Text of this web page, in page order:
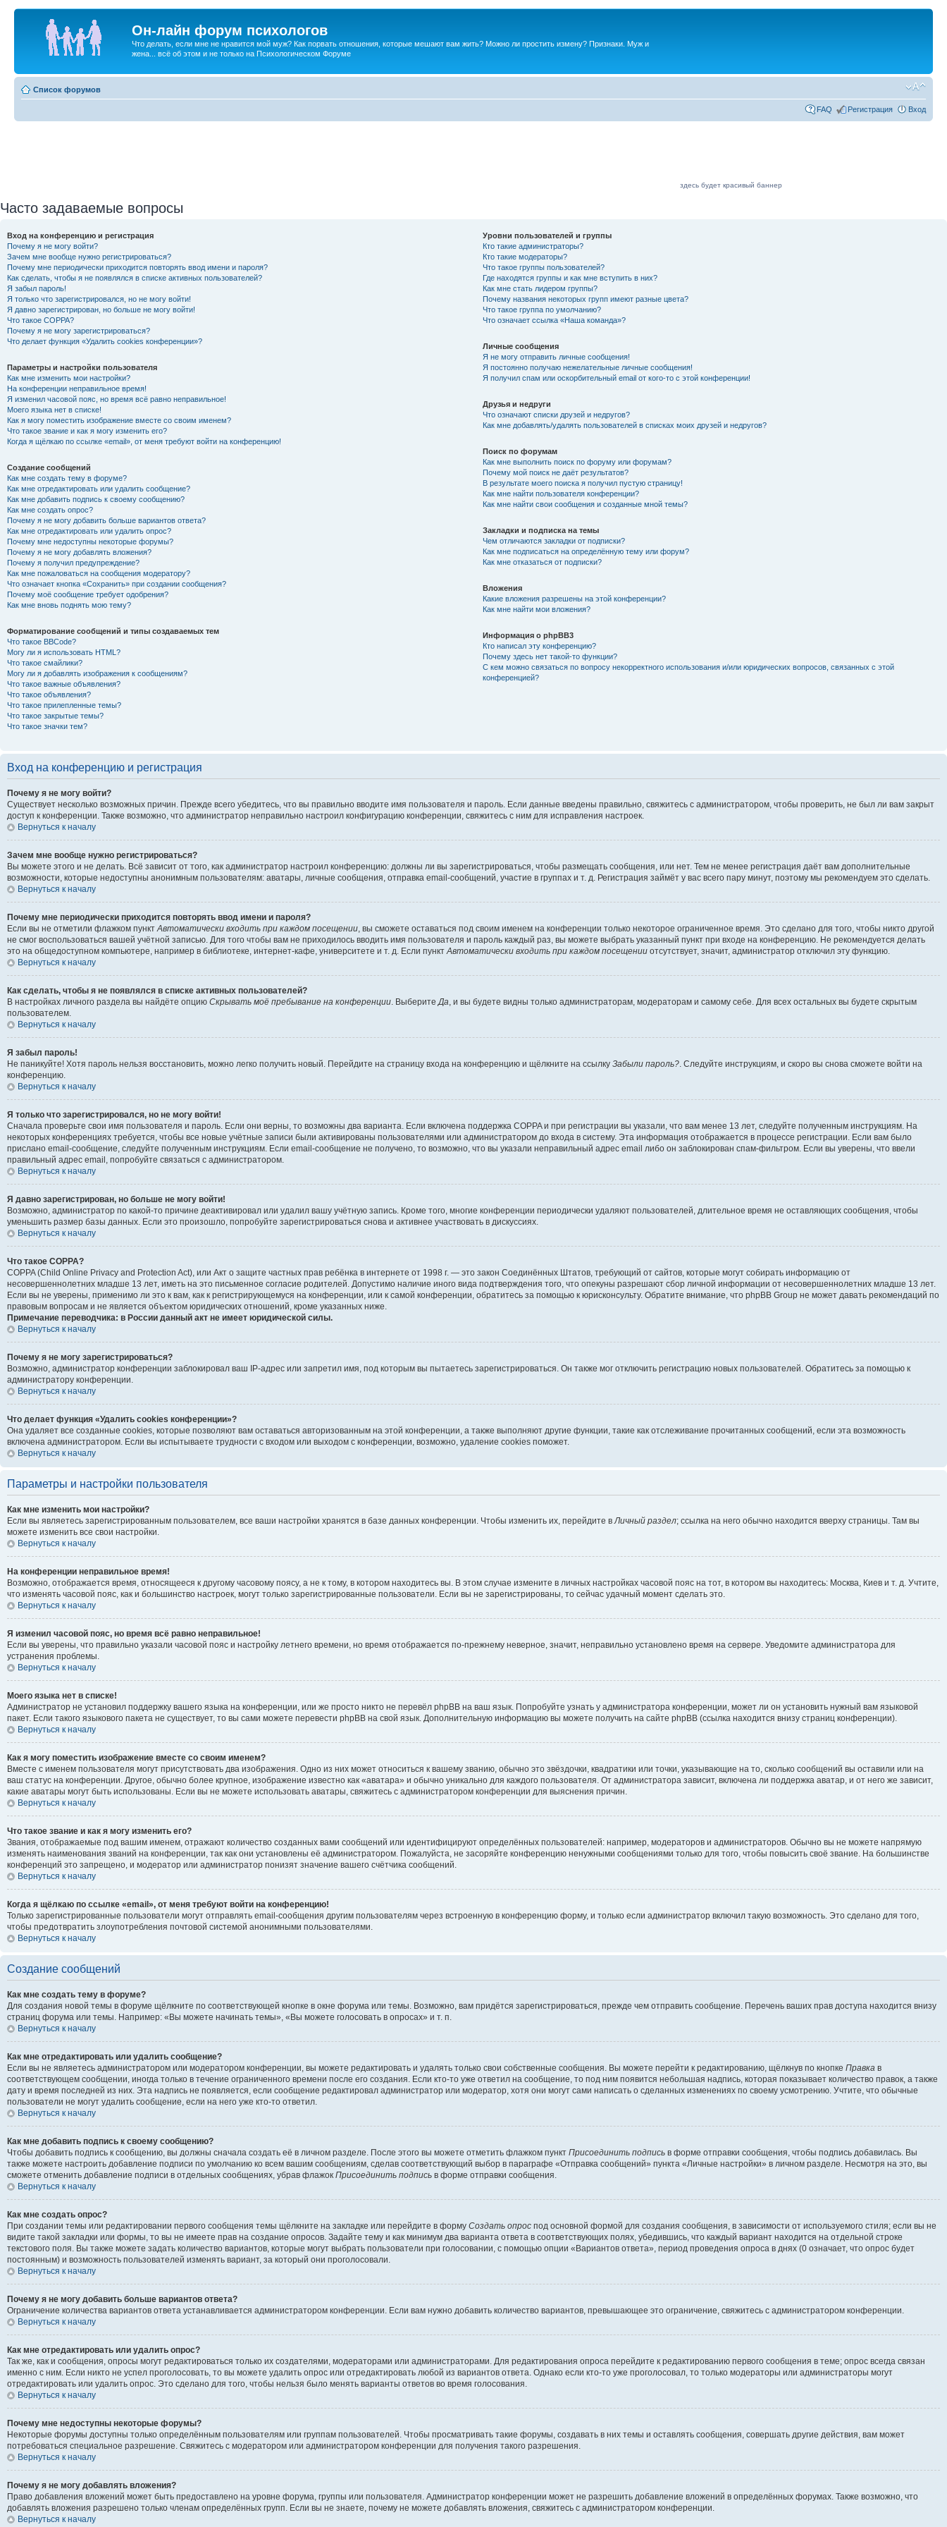
Он-лайн форум психологов
Что делать, если мне не нравится мой муж? Как порвать отношения, которые мешают вам жить? Можно ли простить измену? Признаки. Муж и
жена... всё об этом и не только на Психологическом Форуме
Список форумов
FAQ Регистрация Вход
здесь будет красивый баннер
Часто задаваемые вопросы
Вход на конференцию и регистрация
Почему я не могу войти?
Зачем мне вообще нужно регистрироваться?
Почему мне периодически приходится повторять ввод имени и пароля?
Как сделать, чтобы я не появлялся в списке активных пользователей?
Я забыл пароль!
Я только что зарегистрировался, но не могу войти!
Я давно зарегистрирован, но больше не могу войти!
Что такое COPPA?
Почему я не могу зарегистрироваться?
Что делает функция «Удалить cookies конференции»?
Параметры и настройки пользователя
Как мне изменить мои настройки?
На конференции неправильное время!
Я изменил часовой пояс, но время всё равно неправильное!
Моего языка нет в списке!
Как я могу поместить изображение вместе со своим именем?
Что такое звание и как я могу изменить его?
Когда я щёлкаю по ссылке «email», от меня требуют войти на конференцию!
Создание сообщений
Как мне создать тему в форуме?
Как мне отредактировать или удалить сообщение?
Как мне добавить подпись к своему сообщению?
Как мне создать опрос?
Почему я не могу добавить больше вариантов ответа?
Как мне отредактировать или удалить опрос?
Почему мне недоступны некоторые форумы?
Почему я не могу добавлять вложения?
Почему я получил предупреждение?
Как мне пожаловаться на сообщения модератору?
Что означает кнопка «Сохранить» при создании сообщения?
Почему моё сообщение требует одобрения?
Как мне вновь поднять мою тему?
Форматирование сообщений и типы создаваемых тем
Что такое BBCode?
Могу ли я использовать HTML?
Что такое смайлики?
Могу ли я добавлять изображения к сообщениям?
Что такое важные объявления?
Что такое объявления?
Что такое прилепленные темы?
Что такое закрытые темы?
Что такое значки тем?
Уровни пользователей и группы
Кто такие администраторы?
Кто такие модераторы?
Что такое группы пользователей?
Где находятся группы и как мне вступить в них?
Как мне стать лидером группы?
Почему названия некоторых групп имеют разные цвета?
Что такое группа по умолчанию?
Что означает ссылка «Наша команда»?
Личные сообщения
Я не могу отправить личные сообщения!
Я постоянно получаю нежелательные личные сообщения!
Я получил спам или оскорбительный email от кого-то с этой конференции!
Друзья и недруги
Что означают списки друзей и недругов?
Как мне добавлять/удалять пользователей в списках моих друзей и недругов?
Поиск по форумам
Как мне выполнить поиск по форуму или форумам?
Почему мой поиск не даёт результатов?
В результате моего поиска я получил пустую страницу!
Как мне найти пользователя конференции?
Как мне найти свои сообщения и созданные мной темы?
Закладки и подписка на темы
Чем отличаются закладки от подписки?
Как мне подписаться на определённую тему или форум?
Как мне отказаться от подписки?
Вложения
Какие вложения разрешены на этой конференции?
Как мне найти мои вложения?
Информация о phpBB3
Кто написал эту конференцию?
Почему здесь нет такой-то функции?
С кем можно связаться по вопросу некорректного использования и/или юридических вопросов, связанных с этой
конференцией?
Вход на конференцию и регистрация
Почему я не могу войти?
Существует несколько возможных причин. Прежде всего убедитесь, что вы правильно вводите имя пользователя и пароль. Если данные введены правильно, свяжитесь с администратором, чтобы проверить, не был ли вам закрыт
доступ к конференции. Также возможно, что администратор неправильно настроил конфигурацию конференции, свяжитесь с ним для исправления настроек.
Вернуться к началу
Зачем мне вообще нужно регистрироваться?
Вы можете этого и не делать. Всё зависит от того, как администратор настроил конференцию: должны ли вы зарегистрироваться, чтобы размещать сообщения, или нет. Тем не менее регистрация даёт вам дополнительные
возможности, которые недоступны анонимным пользователям: аватары, личные сообщения, отправка email-сообщений, участие в группах и т. д. Регистрация займёт у вас всего пару минут, поэтому мы рекомендуем это сделать.
Вернуться к началу
Почему мне периодически приходится повторять ввод имени и пароля?
Если вы не отметили флажком пункт Автоматически входить при каждом посещении , вы сможете оставаться под своим именем на конференции только некоторое ограниченное время. Это сделано для того, чтобы никто другой
не смог воспользоваться вашей учётной записью. Для того чтобы вам не приходилось вводить имя пользователя и пароль каждый раз, вы можете выбрать указанный пункт при входе на конференцию. Не рекомендуется делать
это на общедоступном компьютере, например в библиотеке, интернет-кафе, университете и т. д. Если пункт Автоматически входить при каждом посещении отсутствует, значит, администратор отключил эту функцию.
Вернуться к началу
Как сделать, чтобы я не появлялся в списке активных пользователей?
В настройках личного раздела вы найдёте опцию Скрывать моё пребывание на конференции . Выберите Да , и вы будете видны только администраторам, модераторам и самому себе. Для всех остальных вы будете скрытым
пользователем.
Вернуться к началу
Я забыл пароль!
Не паникуйте! Хотя пароль нельзя восстановить, можно легко получить новый. Перейдите на страницу входа на конференцию и щёлкните на ссылку Забыли пароль? . Следуйте инструкциям, и скоро вы снова сможете войти на
конференцию.
Вернуться к началу
Я только что зарегистрировался, но не могу войти!
Сначала проверьте свои имя пользователя и пароль. Если они верны, то возможны два варианта. Если включена поддержка COPPA и при регистрации вы указали, что вам менее 13 лет, следуйте полученным инструкциям. На
некоторых конференциях требуется, чтобы все новые учётные записи были активированы пользователями или администратором до входа в систему. Эта информация отображается в процессе регистрации. Если вам было
прислано email-сообщение, следуйте полученным инструкциям. Если email-сообщение не получено, то возможно, что вы указали неправильный адрес email либо он заблокирован спам-фильтром. Если вы уверены, что ввели
правильный адрес email, попробуйте связаться с администратором.
Вернуться к началу
Я давно зарегистрирован, но больше не могу войти!
Возможно, администратор по какой-то причине деактивировал или удалил вашу учётную запись. Кроме того, многие конференции периодически удаляют пользователей, длительное время не оставляющих сообщения, чтобы
уменьшить размер базы данных. Если это произошло, попробуйте зарегистрироваться снова и активнее участвовать в дискуссиях.
Вернуться к началу
Что такое COPPA?
COPPA (Child Online Privacy and Protection Act), или Акт о защите частных прав ребёнка в интернете от 1998 г. — это закон Соединённых Штатов, требующий от сайтов, которые могут собирать информацию от
несовершеннолетних младше 13 лет, иметь на это письменное согласие родителей. Допустимо наличие иного вида подтверждения того, что опекуны разрешают сбор личной информации от несовершеннолетних младше 13 лет.
Если вы не уверены, применимо ли это к вам, как к регистрирующемуся на конференции, или к самой конференции, обратитесь за помощью к юрисконсульту. Обратите внимание, что phpBB Group не может давать рекомендаций по
правовым вопросам и не является объектом юридических отношений, кроме указанных ниже.
Примечание переводчика: в России данный акт не имеет юридической силы.
Вернуться к началу
Почему я не могу зарегистрироваться?
Возможно, администратор конференции заблокировал ваш IP-адрес или запретил имя, под которым вы пытаетесь зарегистрироваться. Он также мог отключить регистрацию новых пользователей. Обратитесь за помощью к
администратору конференции.
Вернуться к началу
Что делает функция «Удалить cookies конференции»?
Она удаляет все созданные cookies, которые позволяют вам оставаться авторизованным на этой конференции, а также выполняют другие функции, такие как отслеживание прочитанных сообщений, если эта возможность
включена администратором. Если вы испытываете трудности с входом или выходом с конференции, возможно, удаление cookies поможет.
Вернуться к началу
Параметры и настройки пользователя
Как мне изменить мои настройки?
Если вы являетесь зарегистрированным пользователем, все ваши настройки хранятся в базе данных конференции. Чтобы изменить их, перейдите в Личный раздел; ссылка на него обычно находится вверху страницы. Там вы
можете изменить все свои настройки.
Вернуться к началу
На конференции неправильное время!
Возможно, отображается время, относящееся к другому часовому поясу, а не к тому, в котором находитесь вы. В этом случае измените в личных настройках часовой пояс на тот, в котором вы находитесь: Москва, Киев и т. д. Учтите,
что изменять часовой пояс, как и большинство настроек, могут только зарегистрированные пользователи. Если вы не зарегистрированы, то сейчас удачный момент сделать это.
Вернуться к началу
Я изменил часовой пояс, но время всё равно неправильное!
Если вы уверены, что правильно указали часовой пояс и настройку летнего времени, но время отображается по-прежнему неверное, значит, неправильно установлено время на сервере. Уведомите администратора для
устранения проблемы.
Вернуться к началу
Моего языка нет в списке!
Администратор не установил поддержку вашего языка на конференции, или же просто никто не перевёл phpBB на ваш язык. Попробуйте узнать у администратора конференции, может ли он установить нужный вам языковой
пакет. Если такого языкового пакета не существует, то вы сами можете перевести phpBB на свой язык. Дополнительную информацию вы можете получить на сайте phpBB (ссылка находится внизу страниц конференции).
Вернуться к началу
Как я могу поместить изображение вместе со своим именем?
Вместе с именем пользователя могут присутствовать два изображения. Одно из них может относиться к вашему званию, обычно это звёздочки, квадратики или точки, указывающие на то, сколько сообщений вы оставили или на
ваш статус на конференции. Другое, обычно более крупное, изображение известно как «аватара» и обычно уникально для каждого пользователя. От администратора зависит, включена ли поддержка аватар, и от него же зависит,
какие аватары могут быть использованы. Если вы не можете использовать аватары, свяжитесь с администратором конференции для выяснения причин.
Вернуться к началу
Что такое звание и как я могу изменить его?
Звания, отображаемые под вашим именем, отражают количество созданных вами сообщений или идентифицируют определённых пользователей: например, модераторов и администраторов. Обычно вы не можете напрямую
изменять наименования званий на конференции, так как они установлены её администратором. Пожалуйста, не засоряйте конференцию ненужными сообщениями только для того, чтобы повысить своё звание. На большинстве
конференций это запрещено, и модератор или администратор понизят значение вашего счётчика сообщений.
Вернуться к началу
Когда я щёлкаю по ссылке «email», от меня требуют войти на конференцию!
Только зарегистрированные пользователи могут отправлять email-сообщения другим пользователям через встроенную в конференцию форму, и только если администратор включил такую возможность. Это сделано для того,
чтобы предотвратить злоупотребления почтовой системой анонимными пользователями.
Вернуться к началу
Создание сообщений
Как мне создать тему в форуме?
Для создания новой темы в форуме щёлкните по соответствующей кнопке в окне форума или темы. Возможно, вам придётся зарегистрироваться, прежде чем отправить сообщение. Перечень ваших прав доступа находится внизу
страниц форума или темы. Например: «Вы можете начинать темы», «Вы можете голосовать в опросах» и т. п.
Вернуться к началу
Как мне отредактировать или удалить сообщение?
Если вы не являетесь администратором или модератором конференции, вы можете редактировать и удалять только свои собственные сообщения. Вы можете перейти к редактированию, щёлкнув по кнопке Правка в
соответствующем сообщении, иногда только в течение ограниченного времени после его создания. Если кто-то уже ответил на сообщение, то под ним появится небольшая надпись, которая показывает количество правок, а также
дату и время последней из них. Эта надпись не появляется, если сообщение редактировал администратор или модератор, хотя они могут сами написать о сделанных изменениях по своему усмотрению. Учтите, что обычные
пользователи не могут удалить сообщение, если на него уже кто-то ответил.
Вернуться к началу
Как мне добавить подпись к своему сообщению?
Чтобы добавить подпись к сообщению, вы должны сначала создать её в личном разделе. После этого вы можете отметить флажком пункт Присоединить подпись в форме отправки сообщения, чтобы подпись добавилась. Вы
также можете настроить добавление подписи по умолчанию ко всем вашим сообщениям, сделав соответствующий выбор в параграфе «Отправка сообщений» пункта «Личные настройки» в личном разделе. Несмотря на это, вы
сможете отменить добавление подписи в отдельных сообщениях, убрав флажок Присоединить подпись в форме отправки сообщения.
Вернуться к началу
Как мне создать опрос?
При создании темы или редактировании первого сообщения темы щёлкните на закладке или перейдите в форму Создать опрос под основной формой для создания сообщения, в зависимости от используемого стиля; если вы не
видите такой закладки или формы, то вы не имеете прав на создание опросов. Задайте тему и как минимум два варианта ответа в соответствующих полях, убедившись, что каждый вариант находится на отдельной строке
текстового поля. Вы также можете задать количество вариантов, которые могут выбрать пользователи при голосовании, с помощью опции «Вариантов ответа», период проведения опроса в днях (0 означает, что опрос будет
постоянным) и возможность пользователей изменять вариант, за который они проголосовали.
Вернуться к началу
Почему я не могу добавить больше вариантов ответа?
Ограничение количества вариантов ответа устанавливается администратором конференции. Если вам нужно добавить количество вариантов, превышающее это ограничение, свяжитесь с администратором конференции.
Вернуться к началу
Как мне отредактировать или удалить опрос?
Так же, как и сообщения, опросы могут редактироваться только их создателями, модераторами или администраторами. Для редактирования опроса перейдите к редактированию первого сообщения в теме; опрос всегда связан
именно с ним. Если никто не успел проголосовать, то вы можете удалить опрос или отредактировать любой из вариантов ответа. Однако если кто-то уже проголосовал, то только модераторы или администраторы могут
отредактировать или удалить опрос. Это сделано для того, чтобы нельзя было менять варианты ответов во время голосования.
Вернуться к началу
Почему мне недоступны некоторые форумы?
Некоторые форумы доступны только определённым пользователям или группам пользователей. Чтобы просматривать такие форумы, создавать в них темы и оставлять сообщения, совершать другие действия, вам может
потребоваться специальное разрешение. Свяжитесь с модератором или администратором конференции для получения такого разрешения.
Вернуться к началу
Почему я не могу добавлять вложения?
Право добавления вложений может быть предоставлено на уровне форума, группы или пользователя. Администратор конференции может не разрешить добавление вложений в определённых форумах. Также возможно, что
добавлять вложения разрешено только членам определённых групп. Если вы не знаете, почему не можете добавлять вложения, свяжитесь с администратором конференции.
Вернуться к началу